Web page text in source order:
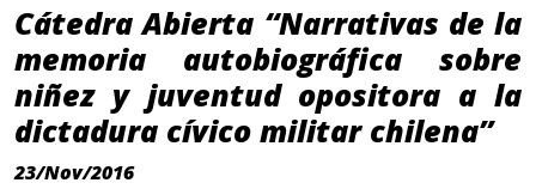
Cátedra Abierta “Narrativas de la
memoria autobiográfica sobre
niñez y juventud opositora a la
dictadura cívico militar chilena”
23/Nov/2016